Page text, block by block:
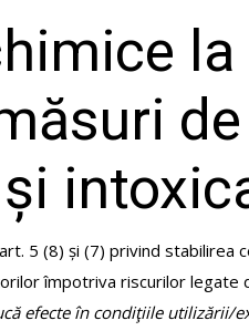
5 (8) și (7) privind stabilirea
împotriva riscurilor legate
efecte în condiţiile utilizării/